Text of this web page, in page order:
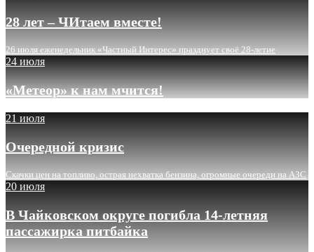
28 лет – ЧИтаем вместе!
26 июля еженедельник «Частный Интерес» празднует своё 28-летие
24 июля
«Метеор» к нам мчится!
21 июля
Очередной кризис
Скачки цен на топливо, острая нехватка бензина, огромные очереди на АЗС
20 июля
В Чайковском округе погибла 14-летняя
пассажирка питбайка